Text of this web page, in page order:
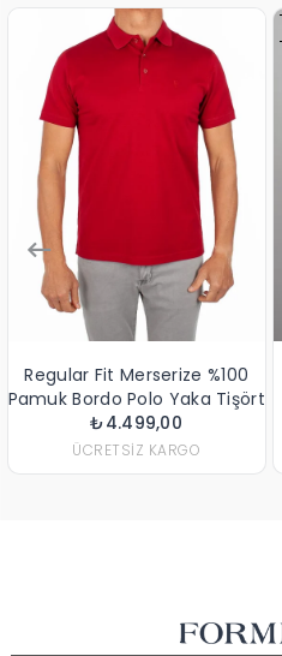
Regular Fit Merserize %100
Pamuk Bordo Polo Yaka Tişört
₺4.499,00
ÜCRETSIZ KARGO